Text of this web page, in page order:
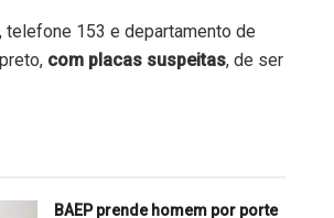
, telefone 153 e departamento de
com placas suspeitas, de ser
BAEP prende homem por porte